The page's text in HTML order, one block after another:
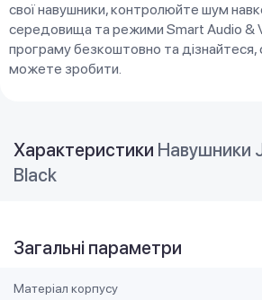
свої навушники, контролюйте шум
середовища та режими Smart Audio &
програму безкоштовно та дізнайтеся,
можете зробити.
Характеристики Навушники
Black
Загальні параметри
Матеріал корпусу